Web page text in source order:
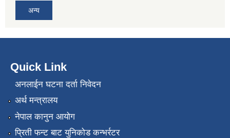
अन्य
Quick Link
अनलाईन घटना दर्ता निवेदन
अर्थ मन्त्रालय
नेपाल कानुन आयोग
प्रिती फन्ट बाट युनिकोड कन्भर्रटर